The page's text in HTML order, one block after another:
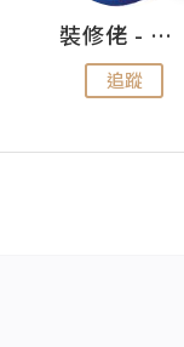
裝修佬 - 香港一站式網上裝修平台
追蹤